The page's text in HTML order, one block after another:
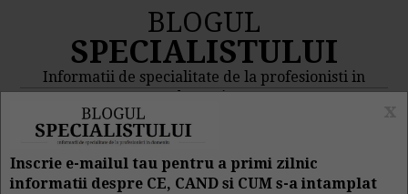
BLOGUL
SPECIALISTULUI
Informatii de specialitate de la profesionisti in
domeniu
MENIU
Inscrie e-mailul tau pentru a primi zilnic
informatii despre CE, CAND si CUM s-a intamplat